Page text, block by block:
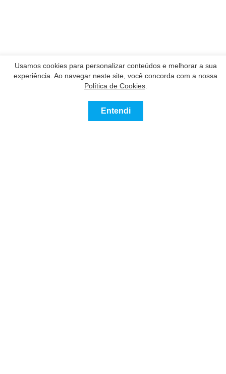
Contatar
Nossos Parceiros
Usamos cookies para personalizar conteúdos e melhorar a sua
experiência. Ao navegar neste site, você concorda com a nossa
Política de Cookies.
Entendi